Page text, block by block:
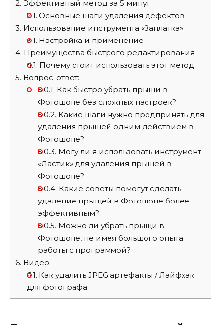
2. Эффективный метод за 5 минут
2.1. Основные шаги удаления дефектов
3. Использование инструмента «Заплатка»
3.1. Настройка и применение
4. Преимущества быстрого редактирования
4.1. Почему стоит использовать этот метод
5. Вопрос-ответ:
5.0.1. Как быстро убрать прыщи в
Фотошопе без сложных настроек?
5.0.2. Какие шаги нужно предпринять для
удаления прыщей одним действием в
Фотошопе?
5.0.3. Могу ли я использовать инструмент
«Ластик» для удаления прыщей в
Фотошопе?
5.0.4. Какие советы помогут сделать
удаление прыщей в Фотошопе более
эффективным?
5.0.5. Можно ли убрать прыщи в
Фотошопе, не имея большого опыта
работы с программой?
6. Видео:
6.1. Как удалить JPEG артефакты / Лайфхак
для фотографа